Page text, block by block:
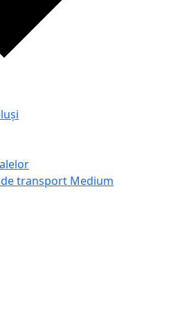
de transport Medium